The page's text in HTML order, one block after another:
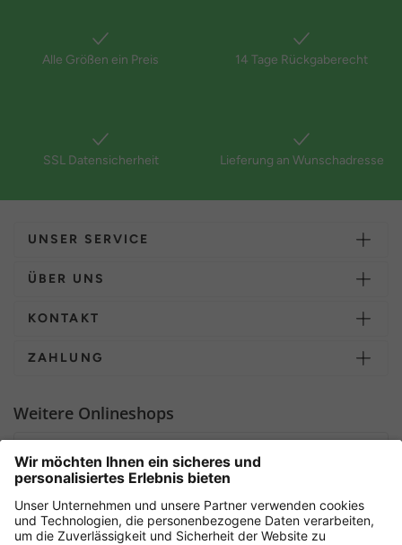
Alle Größen ein Preis 14 Tage Rückgaberecht
SSL Datensicherheit Lieferung an Wunschadresse
UNSER SERVICE
ÜBER UNS
KONTAKT
ZAHLUNG
Weitere Onlineshops
Sicher einkaufen mit